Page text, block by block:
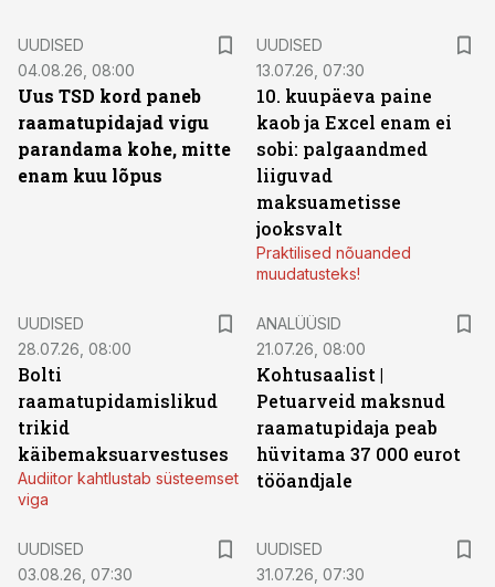
UUDISED
04.08.26, 08:00
Uus TSD kord paneb
raamatupidajad vigu
parandama kohe, mitte
enam kuu lõpus
UUDISED
13.07.26, 07:30
10. kuupäeva paine
kaob ja Excel enam ei
sobi: palgaandmed
liiguvad
maksuametisse
jooksvalt
Praktilised nõuanded
muudatusteks!
UUDISED
28.07.26, 08:00
Bolti
raamatupidamislikud
trikid
käibemaksuarvestuses
Audiitor kahtlustab süsteemset
viga
ANALÜÜSID
21.07.26, 08:00
Kohtusaalist |
Petuarveid maksnud
raamatupidaja peab
hüvitama 37 000 eurot
tööandjale
UUDISED
03.08.26, 07:30
UUDISED
31.07.26, 07:30